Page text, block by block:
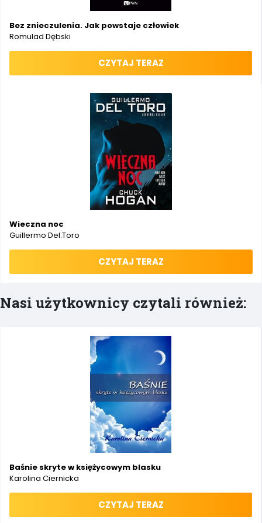
Bez znieczulenia. Jak powstaje człowiek
Romulad Dębski
CZYTAJ TERAZ
Wieczna noc
Guillermo Del.Toro
CZYTAJ TERAZ
Nasi użytkownicy czytali również:
Baśnie skryte w księżycowym blasku
Karolina Ciernicka
CZYTAJ TERAZ